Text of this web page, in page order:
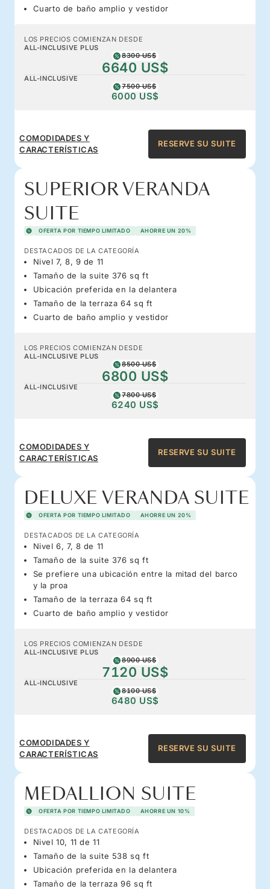
Cuarto de baño amplio y vestidor
LOS PRECIOS COMIENZAN DESDE
ALL-INCLUSIVE PLUS
8300 US$
6640 US$
ALL-INCLUSIVE
7500 US$
6000 US$
COMODIDADES Y
CARACTERÍSTICAS
RESERVE SU SUITE
SUPERIOR VERANDA
SUITE
OFERTA POR TIEMPO LIMITADO AHORRE UN 20%
DESTACADOS DE LA CATEGORÍA
Nivel 7, 8, 9 de 11
Tamaño de la suite 376 sq ft
Ubicación preferida en la delantera
Tamaño de la terraza 64 sq ft
Cuarto de baño amplio y vestidor
LOS PRECIOS COMIENZAN DESDE
ALL-INCLUSIVE PLUS
8500 US$
6800 US$
ALL-INCLUSIVE
7800 US$
6240 US$
COMODIDADES Y
CARACTERÍSTICAS
RESERVE SU SUITE
DELUXE VERANDA SUITE
OFERTA POR TIEMPO LIMITADO AHORRE UN 20%
DESTACADOS DE LA CATEGORÍA
Nivel 6, 7, 8 de 11
Tamaño de la suite 376 sq ft
Se prefiere una ubicación entre la mitad del barco
y la proa
Tamaño de la terraza 64 sq ft
Cuarto de baño amplio y vestidor
LOS PRECIOS COMIENZAN DESDE
ALL-INCLUSIVE PLUS
8900 US$
7120 US$
ALL-INCLUSIVE
8100 US$
6480 US$
COMODIDADES Y
CARACTERÍSTICAS
RESERVE SU SUITE
MEDALLION SUITE
OFERTA POR TIEMPO LIMITADO AHORRE UN 10%
DESTACADOS DE LA CATEGORÍA
Nivel 10, 11 de 11
Tamaño de la suite 538 sq ft
Ubicación preferida en la delantera
Tamaño de la terraza 96 sq ft